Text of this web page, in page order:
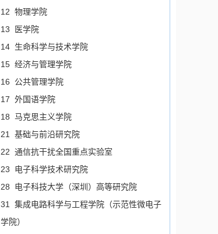
12 物理学院
13 医学院
14 生命科学与技术学院
15 经济与管理学院
16 公共管理学院
17 外国语学院
18 马克思主义学院
21 基础与前沿研究院
22 通信抗干扰全国重点实验室
23 电子科学技术研究院
28 电子科技大学（深圳）高等研究院
31 集成电路科学与工程学院（示范性微电子
学院）